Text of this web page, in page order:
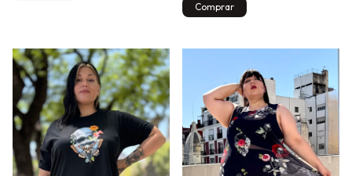
Comprar